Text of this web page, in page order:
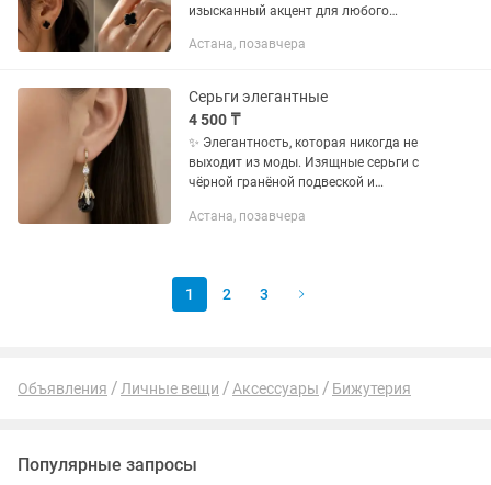
изысканный акцент для любого
и подвеска, которые идеально
Астана, позавчера
Серьги элегантные
4 500 ₸
✨ Элегантность, которая никогда не
выходит из моды. Изящные серьги с
чёрной гранёной подвеской и
украшение для тех, кто ценит
Астана, позавчера
1 2 3
Объявления Личные вещи Аксессуары Бижутерия
Популярные запросы